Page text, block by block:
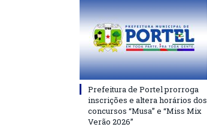
Prefeitura de Portel prorroga
inscrições e altera horários dos
concursos “Musa” e “Miss Mix
Verão 2026”